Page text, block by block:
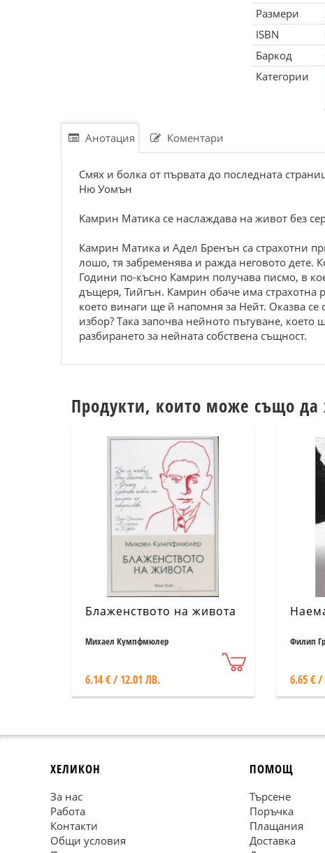
Размери
ISBN
Баркод
Категории
Анотация Коментари
Смях и болка от първата до последната
Ню Уомън
Камрин Матика се наслаждава на живот без
Камрин Матика и Адел Бренън са страхотни
лошо, тя забременява и ражда неговото дете.
Години по-късно Камрин получава писмо, в
дъщеря, Тийгън. Камрин обаче има страхотна
което винаги ще й напомня за Нейт. Оказва
избор? Така започва нейното пътуване,
разбирането за нейната собствена същност.
Продукти, които може също да
Блаженството на живота
Михаел Кумпфмюлер
6.14 € / 12.01 ЛВ.
Филип
6.65 €
ХЕЛИКОН
За нас
Работа
Контакти
Общи условия
ПОМОЩ
Търсене
Поръчка
Плащания
Доставка